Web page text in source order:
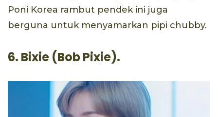
Poni Korea rambut pendek ini juga
berguna untuk menyamarkan pipi chubby.
6. Bixie (Bob Pixie).